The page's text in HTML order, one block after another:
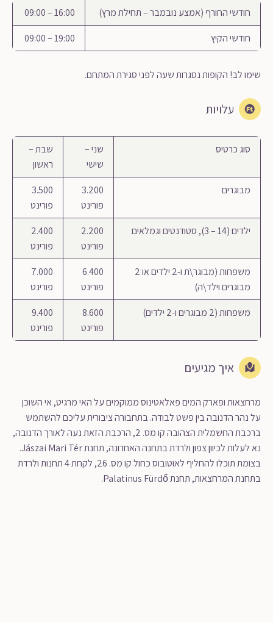
חודשי החורף (אמצע נובמבר – תחילת מרץ)
16:00 – 09:00
חודשי הקיץ
19:00 – 09:00
שימו לב! הקופות נסגרות שעה לפני סגירת המתחם.
עלויות
סוג כרטיס
שני –
שישי
שבת –
ראשון
מבוגרים
3.200
פורינט
3.500
פורינט
ילדים (14 – 3), סטודנטים וגמלאים
2.200
פורינט
2.400
פורינט
משפחות (מבוגר\ת ו-2 ילדים או 2
מבוגרים וילד\ה)
6.400
פורינט
7.000
פורינט
משפחות (2 מבוגרים ו-2 ילדים)
8.600
פורינט
9.400
פורינט
איך מגיעים
מרחצאות ופארק המים פאלאטינוס ממוקמים על האי מרגיט, אי השוכן
על נהר הדנובה בין פשט לבודה. בתחבורה ציבורית עליכם להשתמש
ברכבת החשמלית הצהובה קו מס. 2, הרכבת הזאת נעה לאורך הדנובה,
נא לעלות לכיוון צפון ולרדת בתחנה האחרונה, תחנת Jászai Mari Tér.
בצומת תוכלו להחליף לאוטובוס כחול קו מס. 26, לקחת 4 תחנות ולרדת
בתחנת המרחצאות, תחנת Palatinus Fürdő.